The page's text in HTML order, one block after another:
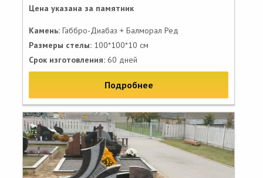
Цена указана за памятник
Камень: Габбро-Диабаз + Балморал Ред
Размеры стелы: 100*100*10 см
Срок изготовления: 60 дней
Подробнее